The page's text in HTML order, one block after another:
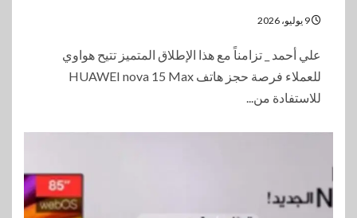
علي أحمد _ تزامناً مع هذا الإطلاق المتميز تتيح هواوي
للعملاء فرصة حجز هاتف HUAWEI nova 15 Max
للاستفادة من...